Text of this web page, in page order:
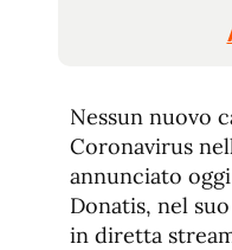
Nessun nuovo
Coronavirus
annunciato
Donatis, nel
in diretta